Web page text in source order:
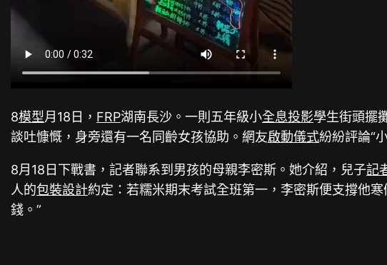
8模型月18日， FRP湖南長沙。一則五年級小全息投影學生街頭擺
談吐慷慨，身旁還有一名同齡女孩協助。網友啟動儀式紛紛評論“
8月18日下戰書，記者聯系到男孩的母親李密斯。她介紹，兒子記
人的包裝設計約定：若糯米期末考試全班第一，李密斯便支撐他
錢。”